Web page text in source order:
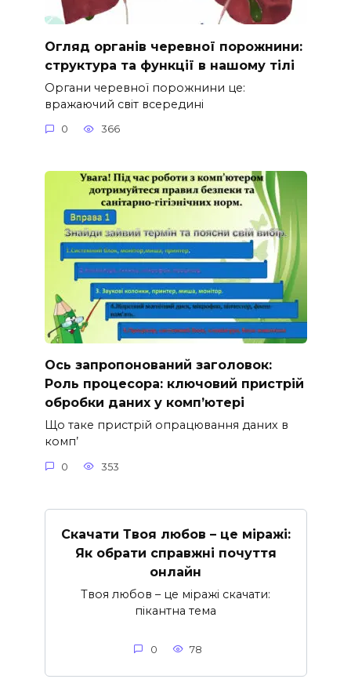
Огляд органів черевної порожнини:
структура та функції в нашому тілі
Органи черевної порожнини це:
вражаючий світ всередині
0 366
Ось запропонований заголовок:
Роль процесора: ключовий пристрій
обробки даних у комп’ютері
Що таке пристрій опрацювання даних в
комп’
0 353
Скачати Твоя любов – це міражі:
Як обрати справжні почуття
онлайн
Твоя любов – це міражі скачати:
пікантна тема
0 78